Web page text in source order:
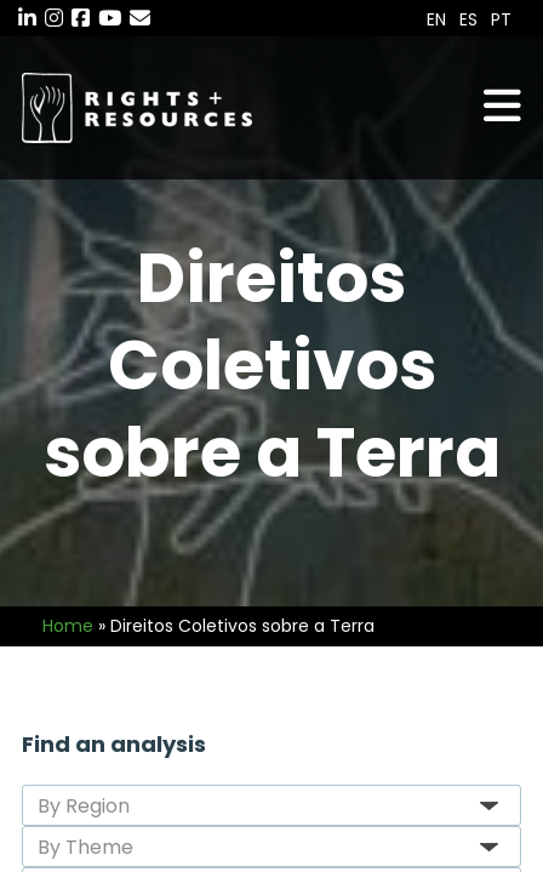
Skip
content
EN ES PT
Direitos
Coletivos
sobre a Terra
Home » Direitos Coletivos sobre a Terra
Find an analysis